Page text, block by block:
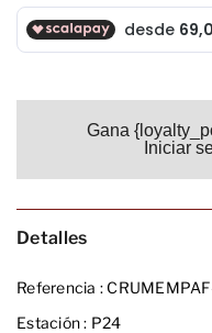
Gana
Iniciar
Detalles
Referencia :
Estación : P24